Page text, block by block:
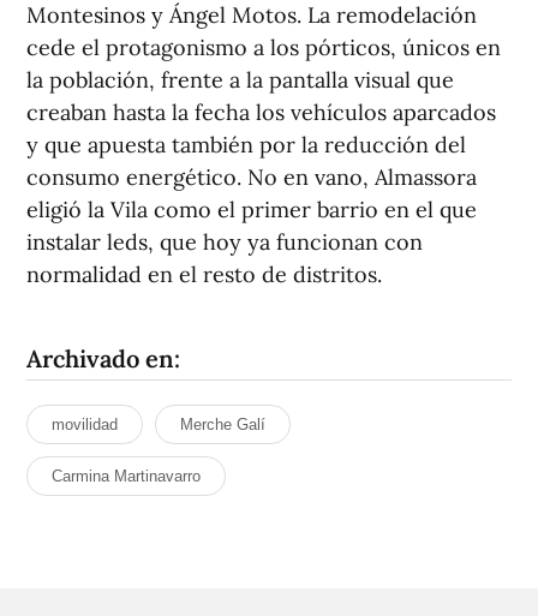
Montesinos y Ángel Motos. La remodelación
cede el protagonismo a los pórticos, únicos en
la población, frente a la pantalla visual que
creaban hasta la fecha los vehículos aparcados
y que apuesta también por la reducción del
consumo energético. No en vano, Almassora
eligió la Vila como el primer barrio en el que
instalar leds, que hoy ya funcionan con
normalidad en el resto de distritos.
Archivado en:
movilidad Merche Galí
Carmina Martinavarro